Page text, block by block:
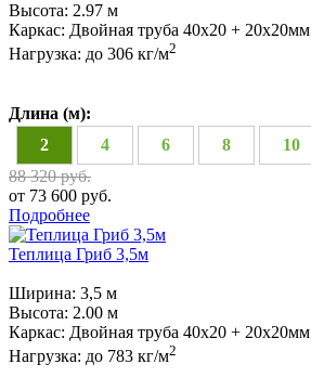
Высота: 2.97 м
Каркас: Двойная труба 40х20 + 20х20мм
Нагрузка: до 306 кг/м2
Длина (м):
2
4 6 8
10
88 320 руб.
от 73 600 руб.
Подробнее
Теплица Гриб 3,5м
Ширина: 3,5 м
Высота: 2.00 м
Каркас: Двойная труба 40х20 + 20х20мм
Нагрузка: до 783 кг/м2